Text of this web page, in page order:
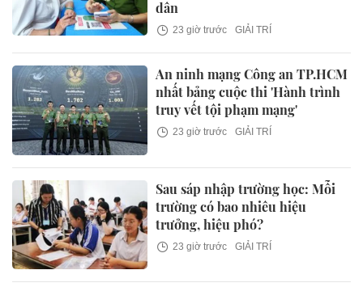
dân
23 giờ trước GIẢI TRÍ
An ninh mạng Công an TP.HCM
nhất bảng cuộc thi 'Hành trình
truy vết tội phạm mạng'
23 giờ trước GIẢI TRÍ
Sau sáp nhập trường học: Mỗi
trường có bao nhiêu hiệu
trưởng, hiệu phó?
23 giờ trước GIẢI TRÍ